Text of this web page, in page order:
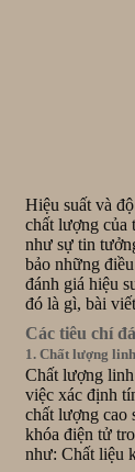
Hiệu suất và
chất lượng của
như sự tin
bảo những
đánh giá hiệu
đó là gì, bài
Các tiêu chí
1. Chất lượng
Chất lượng
việc xác định
chất lượng cao
khóa điện tử
như: Chất liệu